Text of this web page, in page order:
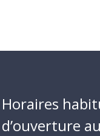
Horaires
d’ouverture